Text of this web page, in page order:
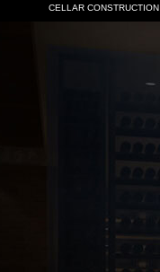
CELLAR CONSTRUCTION